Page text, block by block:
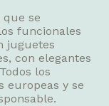
se
funcionales
juguetes
con elegantes
los
europeas y se